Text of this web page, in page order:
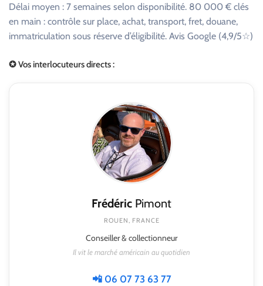
Délai moyen : 7 semaines selon disponibilité. 80 000 € clés
en main : contrôle sur place, achat, transport, fret, douane,
immatriculation sous réserve d’éligibilité. Avis Google (4,9/5☆)
✪ Vos interlocuteurs directs :
Frédéric Pimont
ROUEN, FRANCE
Conseiller & collectionneur
Il vit le marché américain au quotidien
📲 06 07 73 63 77